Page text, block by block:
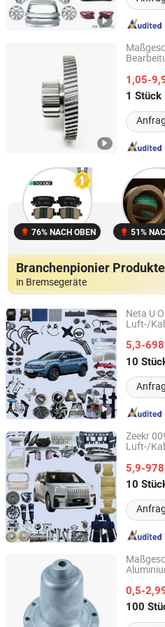
1,05-
1 Stück
Shenzhen QY Precision Co.,
Guangdong, China
76% NACH OBEN 51%
Branchenpionier Produkte
in Bremsegeräte
Neta U
Luft-/
5,3-
10
Chongqing Shiwei Technology
Chongqing, China
Zeekr
Luft-/
Auto-/
5,9-
10
Chongqing Shiwei Technology
Chongqing, China
0,5-
100
Qingdao Compass Hardware
Shandong, China